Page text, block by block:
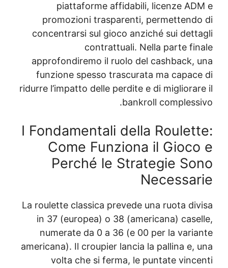
piattaforme
promozioni
concentrarsi sul
approfondiremo il
funzione spesso
ridurre l’impatto
I
Come
Perché
La roulette classica
in 37 (europea) o
numerate da 0 a
americana). Il
volta che si